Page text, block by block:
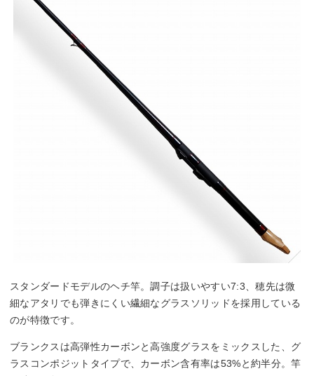
スタンダードモデルのヘチ竿。調子は扱いやすい7:3、穂先は微
細なアタリでも弾きにくい繊細なグラスソリッドを採用している
のが特徴です。
ブランクスは高弾性カーボンと高強度グラスをミックスした、グ
ラスコンポジットタイプで、カーボン含有率は53%と約半分。竿